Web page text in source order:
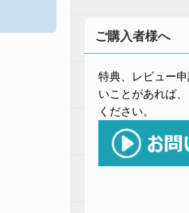
ご購入者様へ
特典、レビュー
いことがあれば
ください。